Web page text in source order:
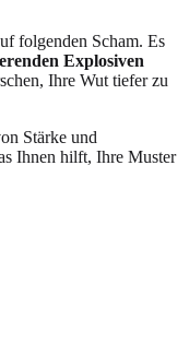
folgenden Scham. Es
Explosiven
Ihre Wut tiefer zu
Stärke und
Ihnen hilft, Ihre Muster